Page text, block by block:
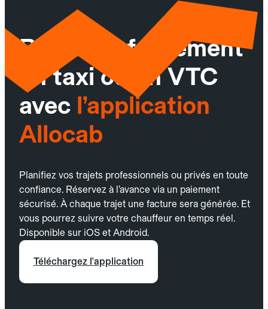
Réservez facilement
un taxi ou un VTC
avec l’application
Allocab
Planifiez vos trajets professionnels ou privés en toute
confiance. Réservez à l’avance via un paiement
sécurisé. À chaque trajet une facture sera générée. Et
vous pourrez suivre votre chauffeur en temps réel.
Disponible sur iOS et Android.
Téléchargez l'application